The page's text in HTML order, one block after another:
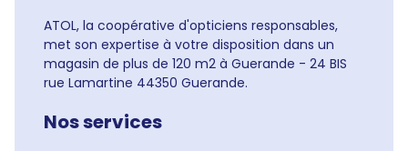
ATOL, la coopérative d'opticiens responsables,
met son expertise à votre disposition dans un
magasin de plus de 120 m2 à Guerande - 24 BIS
rue Lamartine 44350 Guerande.
Nos services